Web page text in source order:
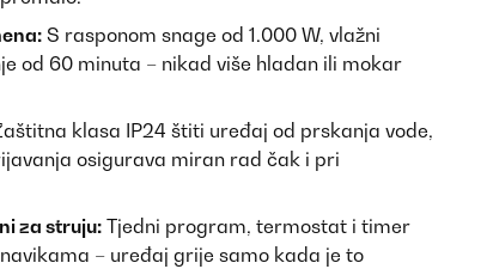
S rasponom snage od 1.000 W, vlažni
od 60 minuta – nikad više hladan ili mokar
klasa IP24 štiti uređaj od prskanja vode,
osigurava miran rad čak i pri
za struju:Tjedni program, termostat i timer
– uređaj grije samo kada je to